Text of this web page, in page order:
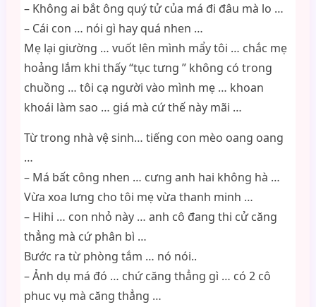
– Không ai bắt ông quý tử của má đi đâu mà lo …
– Cái con … nói gì hay quá nhen …
Mẹ lại giường … vuốt lên mình mẩy tôi … chắc mẹ
hoảng lắm khi thấy “tục tưng ” không có trong
chuồng … tôi cạ người vào mình mẹ … khoan
khoái làm sao … giá mà cứ thế này mãi …
Từ trong nhà vệ sinh… tiếng con mèo oang oang
…
– Má bất công nhen … cưng anh hai không hà …
Vừa xoa lưng cho tôi mẹ vừa thanh minh …
– Hihi … con nhỏ này … anh cô đang thi cử căng
thẳng mà cứ phân bì …
Bước ra từ phòng tắm … nó nói..
– Ảnh dụ má đó … chứ căng thẳng gì … có 2 cô
phuc vụ mà căng thẳng …